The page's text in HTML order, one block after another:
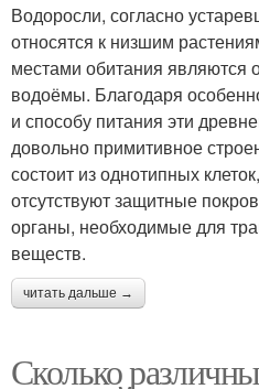
Водоросли, согласно
относятся к низшим
местами обитания являются
водоёмы. Благодаря
и способу питания эти
довольно примитивное
состоит из однотипных
отсутствуют защитные
органы, необходимые для
веществ.
читать дальше →
Сколько